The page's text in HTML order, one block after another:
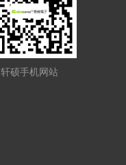
轩硕手机网站